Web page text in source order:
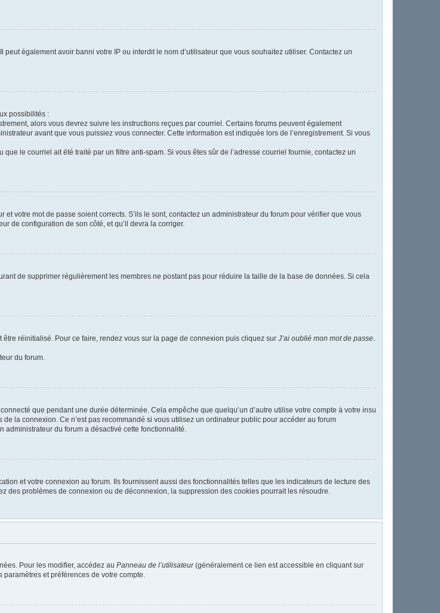
également avoir banni votre IP ou interdit le nom d’utilisateur que vous souhaitez utiliser. Contactez un
possibilités :
alors vous devrez suivre les instructions reçues par courriel. Certains forums peuvent également
avant que vous puissiez vous connecter. Cette information est indiquée lors de l’enregistrement. Si vous
le courriel ait été traité par un filtre anti-spam. Si vous êtes sûr de l’adresse courriel fournie, contactez un
votre mot de passe soient corrects. S’ils le sont, contactez un administrateur du forum pour vérifier que vous
de configuration de son côté, et qu’il devra la corriger.
de supprimer régulièrement les membres ne postant pas pour réduire la taille de la base de données. Si cela
réinitialisé. Pour ce faire, rendez vous sur la page de connexion puis cliquez sur J’ai oublié mon mot de passe.
du forum.
que pendant une durée déterminée. Cela empêche que quelqu’un d’autre utilise votre compte à votre insu
de la connexion. Ce n’est pas recommandé si vous utilisez un ordinateur public pour accéder au forum
administrateur du forum a désactivé cette fonctionnalité.
et votre connexion au forum. Ils fournissent aussi des fonctionnalités telles que les indicateurs de lecture des
des problèmes de connexion ou de déconnexion, la suppression des cookies pourrait les résoudre.
Pour les modifier, accédez au Panneau de l’utilisateur(généralement ce lien est accessible en cliquant sur
et préférences de votre compte.